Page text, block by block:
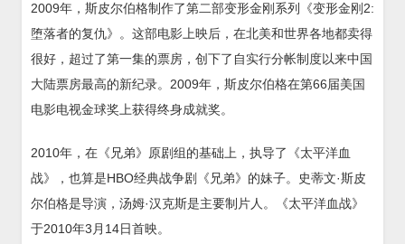
2009年，斯皮尔伯格制作了第二部变形金刚系列《变形金刚2:
堕落者的复仇》。这部电影上映后，在北美和世界各地都卖得
很好，超过了第一集的票房，创下了自实行分帐制度以来中国
大陆票房最高的新纪录。2009年，斯皮尔伯格在第66届美国
电影电视金球奖上获得终身成就奖。
2010年，在《兄弟》原剧组的基础上，执导了《太平洋血
战》，也算是HBO经典战争剧《兄弟》的妹子。史蒂文·斯皮
尔伯格是导演，汤姆·汉克斯是主要制片人。《太平洋血战》
于2010年3月14日首映。